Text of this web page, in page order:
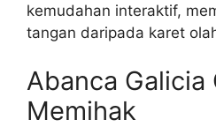
kemudahan interaktif,
tangan daripada karet
Abanca
Memihak